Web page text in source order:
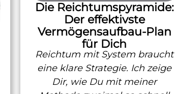
Die Reichtumspyramide:
Der effektivste
Vermögensaufbau-Plan
für Dich
Reichtum mit System braucht
eine klare Strategie. Ich zeige
Dir, wie Du mit meiner